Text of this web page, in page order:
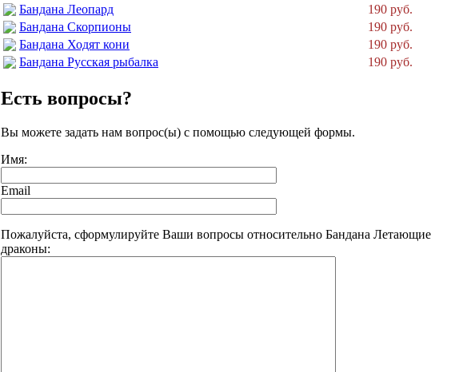
Бандана Леопард
190 руб.
Бандана Скорпионы
190 руб.
Бандана Ходят кони
190 руб.
Бандана Русская рыбалка
190 руб.
Есть вопросы?
Вы можете задать нам вопрос(ы) с помощью следующей формы.
Имя:
Email
Пожалуйста, сформулируйте Ваши вопросы относительно Бандана Летающие
драконы: